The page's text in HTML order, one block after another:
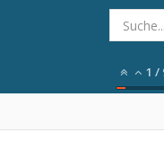
1 /